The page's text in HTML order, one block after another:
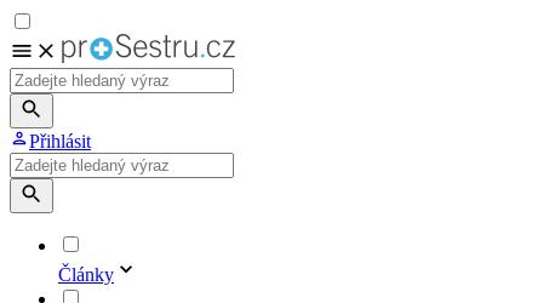
Přihlásit
Články